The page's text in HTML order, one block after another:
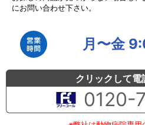
にお問い合わせ下さい。
月〜金
クリックして電
0120-